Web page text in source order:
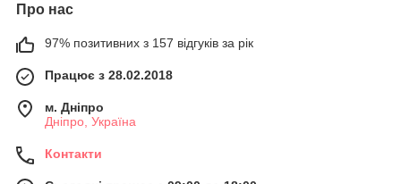
Про нас
97% позитивних з 157 відгуків за рік
Працює з 28.02.2018
м. Дніпро
Дніпро, Україна
Контакти